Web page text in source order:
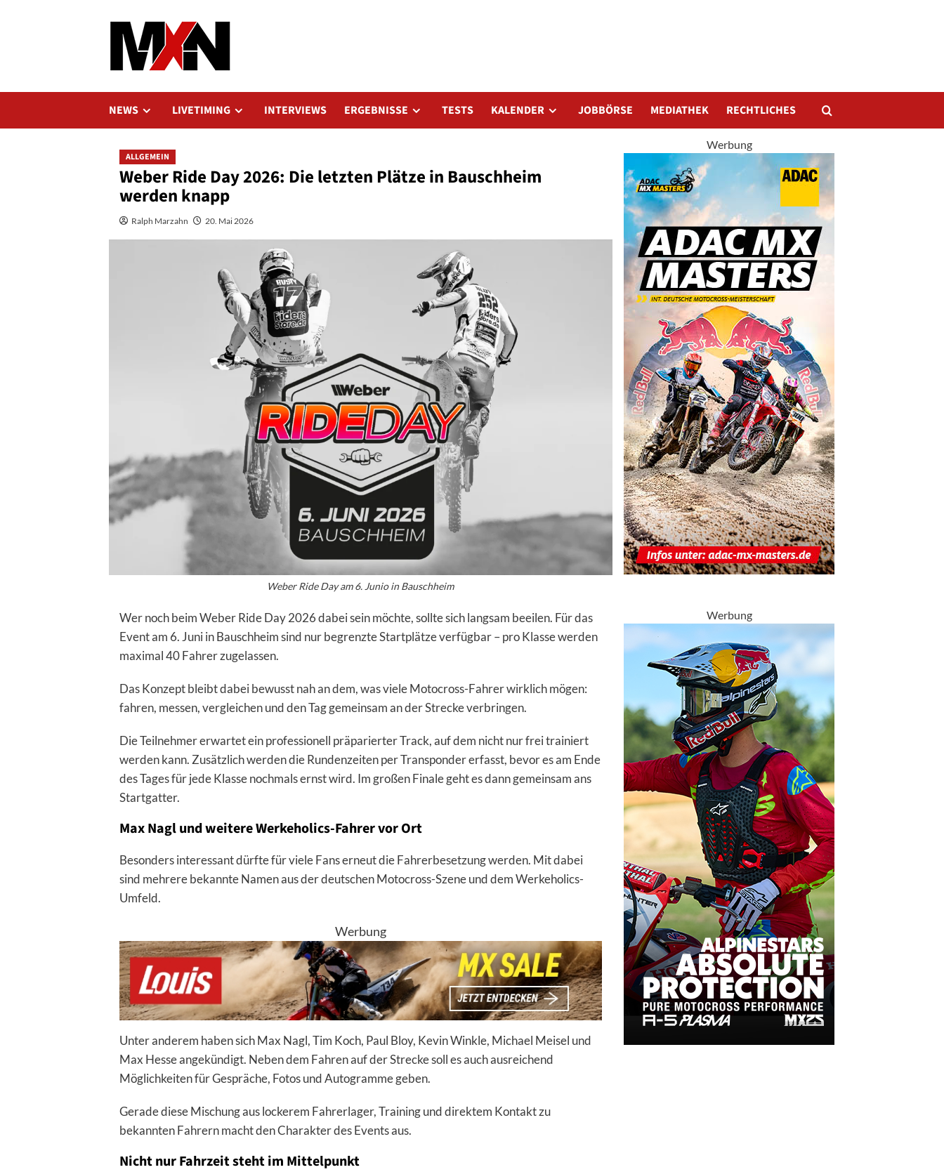
NEWS LIVETIMING INTERVIEWS ERGEBNISSE TESTS KALENDER JOBBÖRSE MEDIATHEK RECHTLICHES
ALLGEMEIN
Weber Ride Day 2026: Die letzten Plätze in Bauschheim
werden knapp
Ralph Marzahn 20. Mai 2026
Weber Ride Day am 6. Junio in Bauschheim
Wer noch beim Weber Ride Day 2026 dabei sein möchte, sollte sich langsam beeilen. Für das
Event am 6. Juni in Bauschheim sind nur begrenzte Startplätze verfügbar – pro Klasse werden
maximal 40 Fahrer zugelassen.
Das Konzept bleibt dabei bewusst nah an dem, was viele Motocross-Fahrer wirklich mögen:
fahren, messen, vergleichen und den Tag gemeinsam an der Strecke verbringen.
Die Teilnehmer erwartet ein professionell präparierter Track, auf dem nicht nur frei trainiert
werden kann. Zusätzlich werden die Rundenzeiten per Transponder erfasst, bevor es am Ende
des Tages für jede Klasse nochmals ernst wird. Im großen Finale geht es dann gemeinsam ans
Startgatter.
Max Nagl und weitere Werkeholics-Fahrer vor Ort
Besonders interessant dürfte für viele Fans erneut die Fahrerbesetzung werden. Mit dabei
sind mehrere bekannte Namen aus der deutschen Motocross-Szene und dem Werkeholics-
Umfeld.
Werbung
Unter anderem haben sich Max Nagl, Tim Koch, Paul Bloy, Kevin Winkle, Michael Meisel und
Max Hesse angekündigt. Neben dem Fahren auf der Strecke soll es auch ausreichend
Möglichkeiten für Gespräche, Fotos und Autogramme geben.
Gerade diese Mischung aus lockerem Fahrerlager, Training und direktem Kontakt zu
bekannten Fahrern macht den Charakter des Events aus.
Nicht nur Fahrzeit steht im Mittelpunkt
Werbung
Werbung